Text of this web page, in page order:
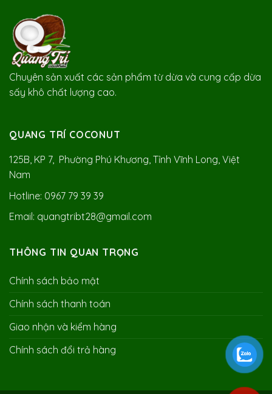
Chuyên sản xuất các sản phẩm từ dừa và cung cấp dừa
sấy khô chất lượng cao.
QUANG TRÍ COCONUT
125B, KP 7, Phường Phú Khương, Tỉnh Vĩnh Long, Việt
Nam
Hotline: 0967 79 39 39
Email: quangtribt28@gmail.com
THÔNG TIN QUAN TRỌNG
Chính sách bảo mật
Chính sách thanh toán
Giao nhận và kiểm hàng
Chính sách đổi trả hàng